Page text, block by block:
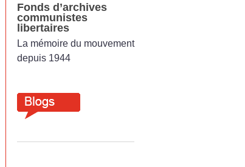
Fonds d’archives
communistes
libertaires
La mémoire du mouvement
depuis 1944